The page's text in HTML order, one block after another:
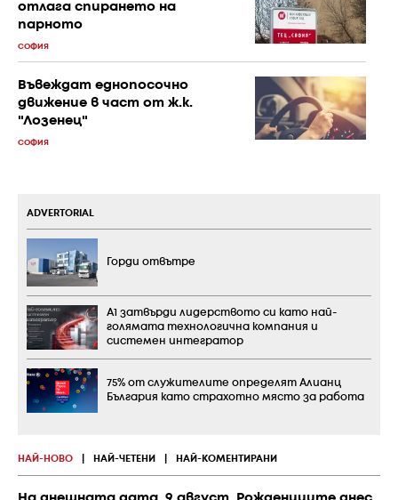
отлага спирането на
парното
СОФИЯ
Въвеждат еднопосочно
движение в част от ж.к.
"Лозенец"
СОФИЯ
НАЙ-НОВО НАЙ-ЧЕТЕНИ НАЙ-КОМЕНТИРАНИ
ADVERTORIAL
Горди отвътре
А1 затвърди лидерството си като най-
голямата технологична компания и
системен интегратор
75% от служителите определят Алианц
България като страхотно място за работа